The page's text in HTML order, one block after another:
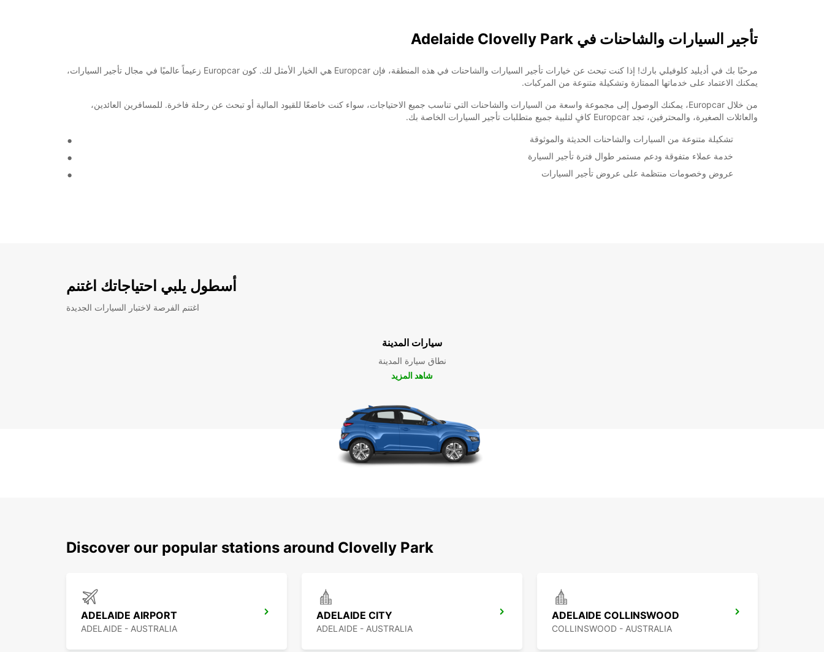
تأجير السيارات والشاحنات في Adelaide Clovelly Park
مرحبًا بك في أديليد كلوفيلي بارك! إذا كنت تبحث عن خيارات تأجير السيارات والشاحنات في هذه المنطقة، فإن Europcar هي الخيار الأمثل لك. كون Europcar زعيماً عالميًا في مجال تأجير السيارات،
يمكنك الاعتماد على خدماتها الممتازة وتشكيلة متنوعة من المركبات.
من خلال Europcar، يمكنك الوصول إلى مجموعة واسعة من السيارات والشاحنات التي تناسب جميع الاحتياجات، سواء كنت خاضعًا للقيود المالية أو تبحث عن رحلة فاخرة. للمسافرين العائدين،
والعائلات الصغيرة، والمحترفين، تجد Europcar كافٍ لتلبية جميع متطلبات تأجير السيارات الخاصة بك.
تشكيلة متنوعة من السيارات والشاحنات الحديثة والموثوقة
خدمة عملاء متفوقة ودعم مستمر طوال فترة تأجير السيارة
عروض وخصومات منتظمة على عروض تأجير السيارات
أسطول يلبي احتياجاتك اغتنم
اغتنم الفرصة لاختبار السيارات الجديدة
سيارات المدينة
نطاق سيارة المدينة
شاهد المزيد
Discover our popular stations around Clovelly Park
ADELAIDE AIRPORT
ADELAIDE - AUSTRALIA
ADELAIDE CITY
ADELAIDE - AUSTRALIA
ADELAIDE COLLINSWOOD
COLLINSWOOD - AUSTRALIA